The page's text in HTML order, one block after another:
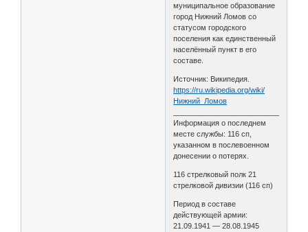
муниципальное образование
город Нижний Ломов со
статусом городского
поселения как единственный
населённый пункт в его
составе.
Источник: Википедия.
https://ru.wikipedia.org/wiki/
Нижний_Ломов
Информация о последнем
месте службы: 116 сп,
указанном в послевоенном
донесении о потерях.
116 стрелковый полк 21
стрелковой дивизии (116 сп)
Период в составе
действующей армии:
21.09.1941 — 28.08.1945